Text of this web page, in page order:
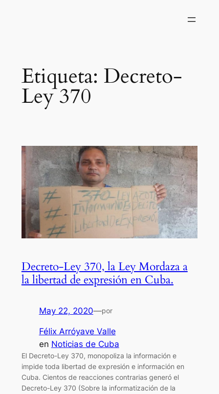
Etiqueta: Decreto-
Ley 370
Decreto-Ley 370, la Ley Mordaza a
la libertad de expresión en Cuba.
May 22, 2020—por
Félix Arróyave Valle
en Noticias de Cuba
El Decreto-Ley 370, monopoliza la información e
impide toda libertad de expresión e información en
Cuba. Cientos de reacciones contrarias generó el
Decreto-Ley 370 (Sobre la informatización de la